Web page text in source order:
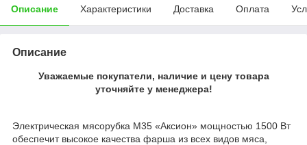
Описание Характеристики Доставка Оплата
Описание
Уважаемые покупатели, наличие и цену товара
уточняйте у менеджера!
Электрическая мясорубка М35 «Аксион» мощностью 1500 Вт
обеспечит высокое качества фарша из всех видов мяса,